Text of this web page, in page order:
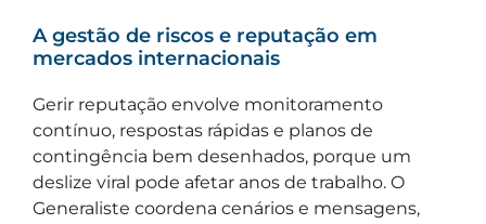
A gestão de riscos e reputação em
mercados internacionais
Gerir reputação envolve monitoramento
contínuo, respostas rápidas e planos de
contingência bem desenhados, porque um
deslize viral pode afetar anos de trabalho. O
Generaliste coordena cenários e mensagens,